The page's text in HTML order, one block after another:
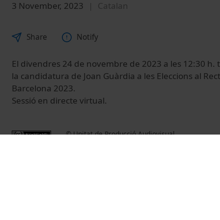
3 November, 2023 Catalan
Share Notify
El divendres 24 de novembre de 2023 a les 12:30 h.
la candidatura de Joan Guàrdia a les Eleccions al
Barcelona 2023.
Sessió en directe virtual.
© Unitat de Producció Audiovisual